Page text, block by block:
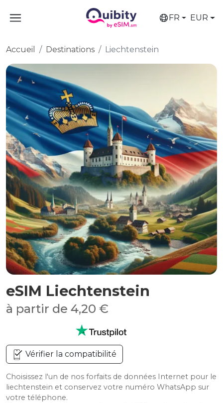
FR EUR
Accueil Destinations Liechtenstein
eSIM Liechtenstein
à partir de 4,20 €
Vérifier la compatibilité
Choisissez l'un de nos forfaits de données Internet pour le
liechtenstein et conservez votre numéro WhatsApp sur
votre téléphone.